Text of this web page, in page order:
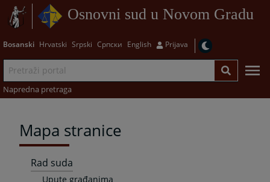
Osnovni sud u Novom Gradu
Bosanski Hrvatski Srpski Српски English Prijava
Napredna pretraga
Mapa stranice
Rad suda
Upute građanima